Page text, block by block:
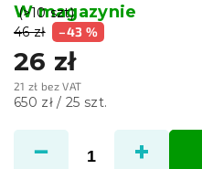
46 zł –43 %
26 zł
21 zł bez VAT
Cena
650 zł / 25 szt.
W magazynie
(>10 szt)